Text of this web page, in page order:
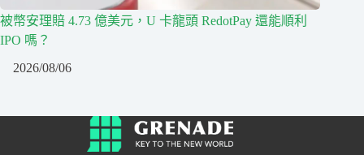
被幣安理賠 4.73 億美元，U 卡龍頭 RedotPay 還能順利
IPO 嗎？
2026/08/06